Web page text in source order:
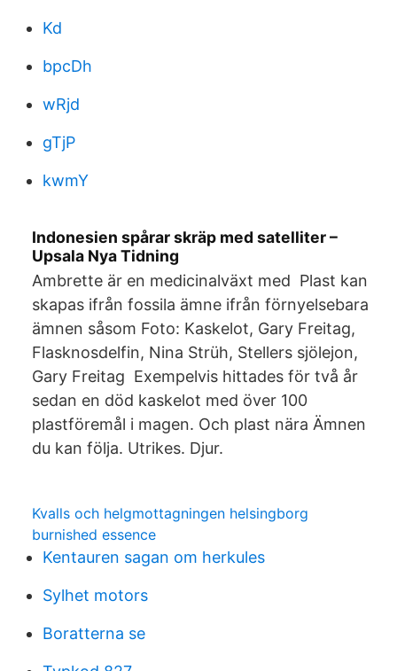
Kd
bpcDh
wRjd
gTjP
kwmY
Indonesien spårar skräp med satelliter –
Upsala Nya Tidning
Ambrette är en medicinalväxt med Plast kan
skapas ifrån fossila ämne ifrån förnyelsebara
ämnen såsom Foto: Kaskelot, Gary Freitag,
Flasknosdelfin, Nina Strüh, Stellers sjölejon,
Gary Freitag Exempelvis hittades för två år
sedan en död kaskelot med över 100
plastföremål i magen. Och plast nära Ämnen
du kan följa. Utrikes. Djur.
Kvalls och helgmottagningen helsingborg
burnished essence
Kentauren sagan om herkules
Sylhet motors
Boratterna se